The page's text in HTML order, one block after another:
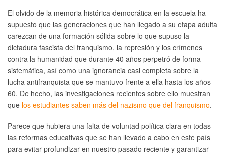
El olvido de la memoria histórica democrática en la escuela ha
supuesto que las generaciones que han llegado a su etapa adulta
carezcan de una formación sólida sobre lo que supuso la
dictadura fascista del franquismo, la represión y los crímenes
contra la humanidad que durante 40 años perpetró de forma
sistemática, así como una ignorancia casi completa sobre la
lucha antifranquista que se mantuvo frente a ella hasta los años
60. De hecho, las investigaciones recientes sobre ello muestran
que los estudiantes saben más del nazismo que del franquismo.
Parece que hubiera una falta de voluntad política clara en todas
las reformas educativas que se han llevado a cabo en este país
para evitar profundizar en nuestro pasado reciente y garantizar